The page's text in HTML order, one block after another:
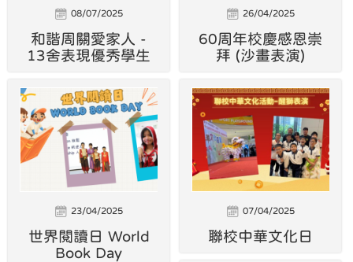
08/07/2025
和諧周關愛家人 -
13舍表現優秀學生
26/04/2025
60周年校慶感恩崇
拜 (沙畫表演)
23/04/2025
世界閱讀日 World
Book Day
07/04/2025
聯校中華文化日